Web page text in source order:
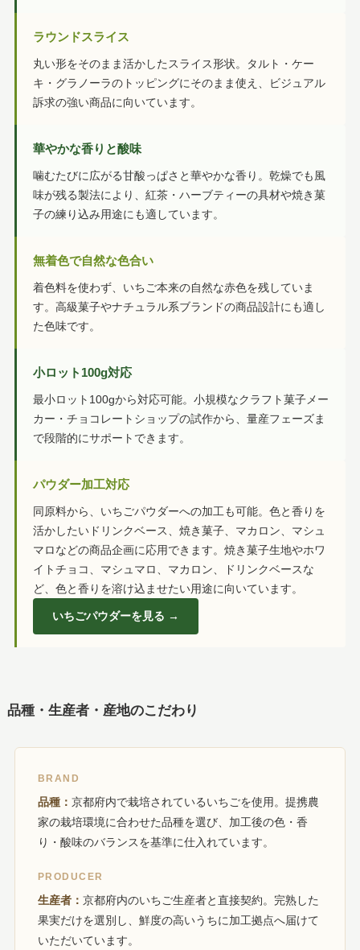
ラウンドスライス
丸い形をそのまま活かしたスライス形状。タルト・ケー
キ・グラノーラのトッピングにそのまま使え、ビジュアル
訴求の強い商品に向いています。
華やかな香りと酸味
噛むたびに広がる甘酸っぱさと華やかな香り。乾燥でも風
味が残る製法により、紅茶・ハーブティーの具材や焼き菓
子の練り込み用途にも適しています。
無着色で自然な色合い
着色料を使わず、いちご本来の自然な赤色を残していま
す。高級菓子やナチュラル系ブランドの商品設計にも適し
た色味です。
小ロット100g対応
最小ロット100gから対応可能。小規模なクラフト菓子メー
カー・チョコレートショップの試作から、量産フェーズま
で段階的にサポートできます。
パウダー加工対応
同原料から、いちごパウダーへの加工も可能。色と香りを
活かしたいドリンクベース、焼き菓子、マカロン、マシュ
マロなどの商品企画に応用できます。焼き菓子生地やホワ
イトチョコ、マシュマロ、マカロン、ドリンクベースな
ど、色と香りを溶け込ませたい用途に向いています。
いちごパウダーを見る →
品種・生産者・産地のこだわり
BRAND
品種： 京都府内で栽培されているいちごを使用。提携農
家の栽培環境に合わせた品種を選び、加工後の色・香
り・酸味のバランスを基準に仕入れています。
PRODUCER
生産者： 京都府内のいちご生産者と直接契約。完熟した
果実だけを選別し、鮮度の高いうちに加工拠点へ届けて
いただいています。